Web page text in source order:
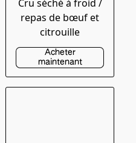
Cru séché à froid /
repas de bœuf et
citrouille
Acheter
maintenant